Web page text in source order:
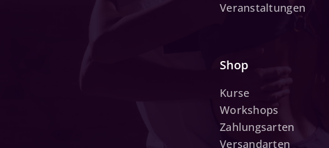
Veranstaltungen
Shop
Kurse
Workshops
Zahlungsarten
Versandarten